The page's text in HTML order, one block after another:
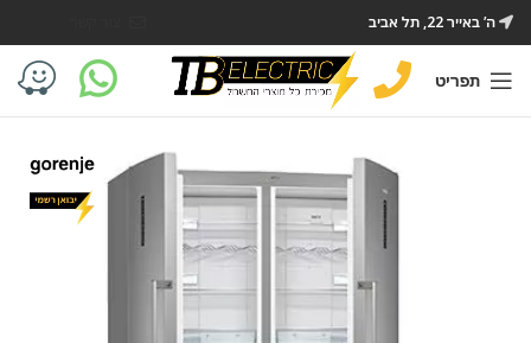
ה’ באייר 22, תל אביב
תפריט